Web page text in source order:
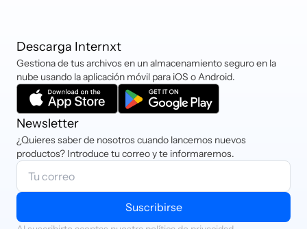
Descarga Internxt
Gestiona de tus archivos en un almacenamiento seguro en la
nube usando la aplicación móvil para iOS o Android.
Newsletter
¿Quieres saber de nosotros cuando lancemos nuevos
productos? Introduce tu correo y te informaremos.
Suscribirse